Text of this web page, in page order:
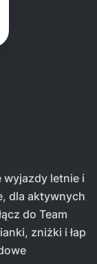
wyjazdy letnie i
dla aktywnych
do Team
zniżki i łap